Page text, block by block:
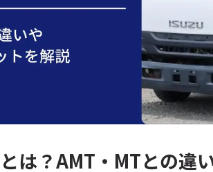
は？AMT・MTとの違